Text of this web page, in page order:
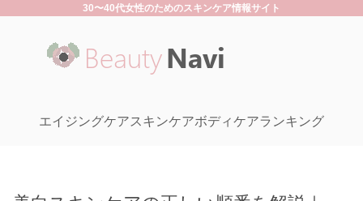
30〜40代女性のためのスキンケア情報サイト
エイジングケアスキンケアボディケアランキング